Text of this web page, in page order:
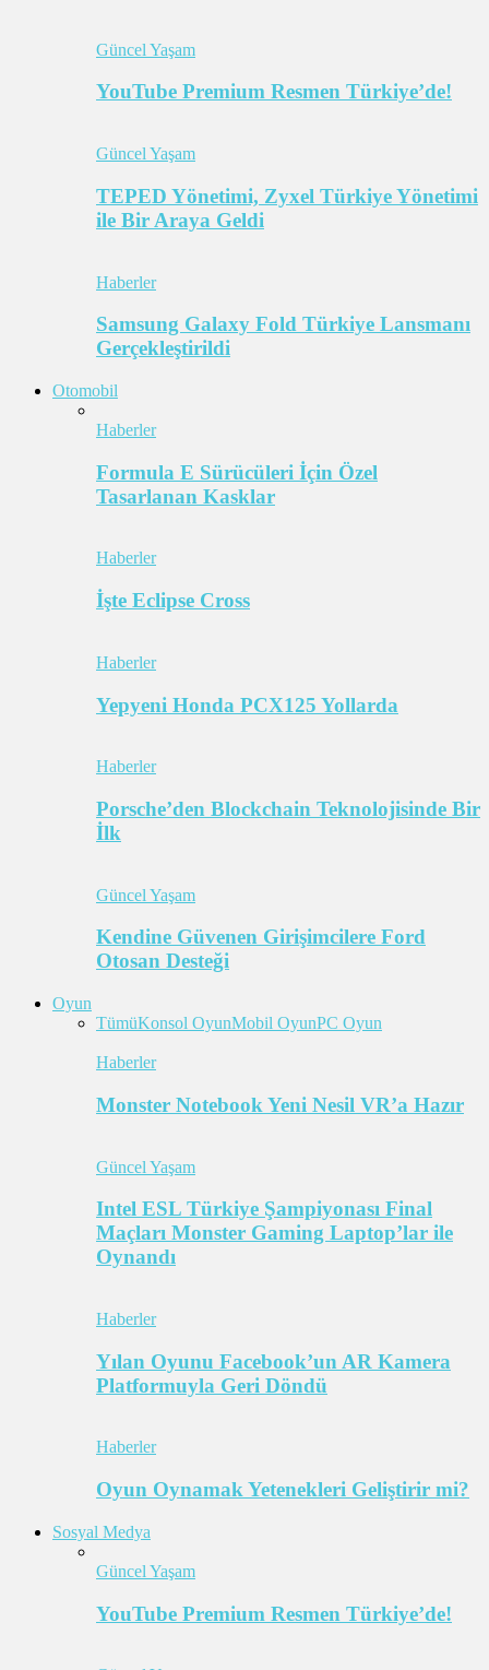
Güncel Yaşam
YouTube Premium Resmen Türkiye’de!
Güncel Yaşam
TEPED Yönetimi, Zyxel Türkiye Yönetimi
ile Bir Araya Geldi
Haberler
Samsung Galaxy Fold Türkiye Lansmanı
Gerçekleştirildi
Otomobil
Haberler
Formula E Sürücüleri İçin Özel
Tasarlanan Kasklar
Haberler
İşte Eclipse Cross
Haberler
Yepyeni Honda PCX125 Yollarda
Haberler
Porsche’den Blockchain Teknolojisinde Bir
İlk
Güncel Yaşam
Kendine Güvenen Girişimcilere Ford
Otosan Desteği
Oyun
TümüKonsol OyunMobil OyunPC Oyun
Haberler
Monster Notebook Yeni Nesil VR’a Hazır
Güncel Yaşam
Intel ESL Türkiye Şampiyonası Final
Maçları Monster Gaming Laptop’lar ile
Oynandı
Haberler
Yılan Oyunu Facebook’un AR Kamera
Platformuyla Geri Döndü
Haberler
Oyun Oynamak Yetenekleri Geliştirir mi?
Sosyal Medya
Güncel Yaşam
YouTube Premium Resmen Türkiye’de!